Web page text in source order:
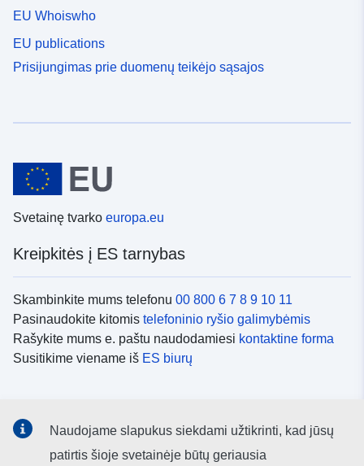
EU Whoiswho
EU publications
Prisijungimas prie duomenų teikėjo sąsajos
Svetainę tvarko europa.eu
Kreipkitės į ES tarnybas
Skambinkite mums telefonu 00 800 6 7 8 9 10 11
Pasinaudokite kitomis telefoninio ryšio galimybėmis
Rašykite mums e. paštu naudodamiesi kontaktine forma
Susitikime viename iš ES biurų
socialinių tinklų kanalai
Naudojame slapukus siekdami užtikrinti, kad jūsų
patirtis šioje svetainėje būtų geriausia